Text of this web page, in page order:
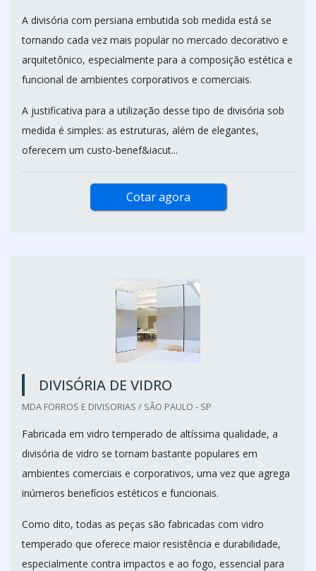
A divisória com persiana embutida sob medida está se
tornando cada vez mais popular no mercado decorativo e
arquitetônico, especialmente para a composição estética e
funcional de ambientes corporativos e comerciais.
A justificativa para a utilização desse tipo de divisória sob
medida é simples: as estruturas, além de elegantes,
oferecem um custo-benef&iacut...
Cotar agora
DIVISÓRIA DE VIDRO
MDA FORROS E DIVISORIAS / SÃO PAULO - SP
Fabricada em vidro temperado de altíssima qualidade, a
divisória de vidro se tornam bastante populares em
ambientes comerciais e corporativos, uma vez que agrega
inúmeros benefícios estéticos e funcionais.
Como dito, todas as peças são fabricadas com vidro
temperado que oferece maior resistência e durabilidade,
especialmente contra impactos e ao fogo, essencial para